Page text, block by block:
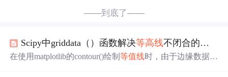
——到底了——
Scipy中griddata（）函数解决等高线不闭合的办法
在使用matplotlib的contour()绘制等值线时，由于边缘数据缺